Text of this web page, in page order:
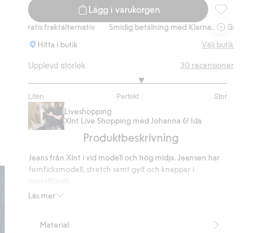
Lägg i varukorgen
Wide
fraktalternativ Smidig betalning med Klarna.
Gratis fraktalternativ
Hitta i butik
Välj butik
Upplevd storlek
Liten Perfekt Stor
utav
Baserat
på
28
30 recensioner
Liveshopping
Xlnt Live Shopping med Johanna & Ida
Produktbeskrivning
Läs mer
Jeans från Xlnt i vid modell och hög midja. Jeansen har
femficksmodell, stretch samt gylf och knappar i
Hög midja
Innerbenslängd 79 cm i storlek 50
Material